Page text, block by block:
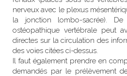
nerveux avec le plexus
la jonction lombo-sacrée).
ostéopathique vertébrale peut
directes sur la circulation des
des voies citées ci-dessus.
Il faut également prendre en
demandés par le prélèvement